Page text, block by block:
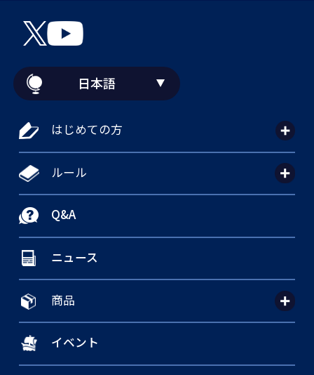
日本語
はじめての方
ルール
Q&A
ニュース
商品
イベント